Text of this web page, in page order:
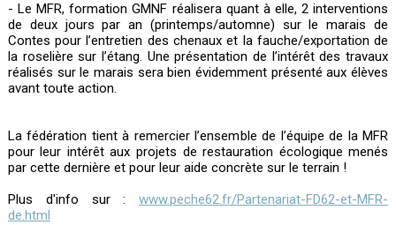
- Le MFR, formation GMNF réalisera quant à elle, 2 interventions
de deux jours par an (printemps/automne) sur le marais de
Contes pour l’entretien des chenaux et la fauche/exportation de
la roselière sur l’étang. Une présentation de l’intérêt des travaux
réalisés sur le marais sera bien évidemment présenté aux élèves
avant toute action.
La fédération tient à remercier l’ensemble de l’équipe de la MFR
pour leur intérêt aux projets de restauration écologique menés
par cette dernière et pour leur aide concrète sur le terrain !
Plus d'info sur :www.peche62.fr/Partenariat-FD62-et-MFR-
de.html